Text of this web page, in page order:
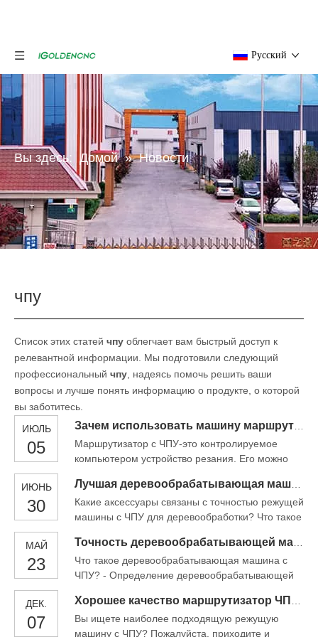
Pусский
Вы здесь: Домой » Новости
чпу
Список этих статей чпу облегчает вам быстрый доступ к
релевантной информации. Мы подготовили следующий
профессиональный чпу , надеясь помочь решить ваши
вопросы и лучше понять информацию о продукте, о которой
вы заботитесь.
ИЮЛЬ
05
Маршрутизатор с ЧПУ-это контролируемое
компьютером устройство резания. Его можно
материалов, как резание древесины, резка MDF,
резка пластмассы, фрезерование пен и резки
металлов. По сравнению с маршрутизатором
значительно более высокой скорости, сделайте
ИЮНЬ
30
Какие аксессуары связаны с точностью режущей
машины с ЧПУ для деревообработки? Что такое
Определение деревообрабатывающей машины
с ЧПУ - это тип автоматического деревянного
маршрутизатора с ЧПУ для интеллектуального
бурения, канавки или фрезерования на
МАЙ
23
Что такое деревообрабатывающая машина с
ЧПУ? - Определение деревообрабатывающей
деревянного маршрутизатора с ЧПУ для
интеллектуального 2D и 3D -маршрутизации,
ДЕК.
07
Вы ищете наиболее подходящую режущую
машину с ЧПУ? Пожалуйста, приходите и